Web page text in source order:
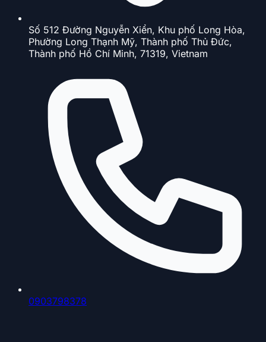
Số 512 Đường Nguyễn Xiển, Khu phố Long Hòa,
Phường Long Thạnh Mỹ, Thành phố Thủ Đức,
Thành phố Hồ Chí Minh, 71319, Vietnam
0903798378